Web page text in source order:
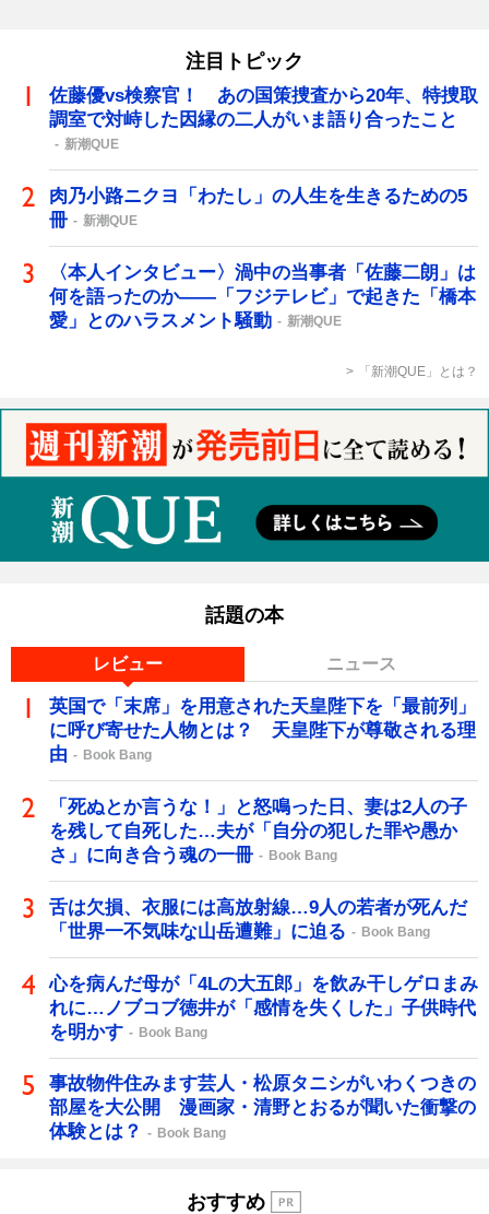
注目トピック
佐藤優vs検察官！ あの国策捜査から20年、特捜取
調室で対峙した因縁の二人がいま語り合ったこと
新潮QUE
肉乃小路ニクヨ「わたし」の人生を生きるための5
冊
新潮QUE
〈本人インタビュー〉渦中の当事者「佐藤二朗」は
何を語ったのか――「フジテレビ」で起きた「橋本
愛」とのハラスメント騒動
新潮QUE
「新潮QUE」とは？
話題の本
レビュー ニュース
英国で「末席」を用意された天皇陛下を「最前列」
に呼び寄せた人物とは？ 天皇陛下が尊敬される理
由
Book Bang
「死ぬとか言うな！」と怒鳴った日、妻は2人の子
を残して自死した…夫が「自分の犯した罪や愚か
さ」に向き合う魂の一冊
Book Bang
舌は欠損、衣服には高放射線…9人の若者が死んだ
「世界一不気味な山岳遭難」に迫る
Book Bang
心を病んだ母が「4Lの大五郎」を飲み干しゲロまみ
れに…ノブコブ徳井が「感情を失くした」子供時代
を明かす
Book Bang
事故物件住みます芸人・松原タニシがいわくつきの
部屋を大公開 漫画家・清野とおるが聞いた衝撃の
体験とは？
Book Bang
おすすめ